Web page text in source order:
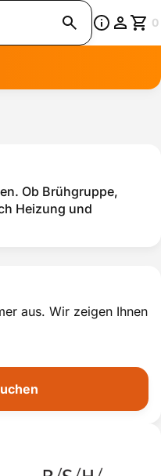
0
Ob Brühgruppe,
Heizung und
aus. Wir zeigen Ihnen